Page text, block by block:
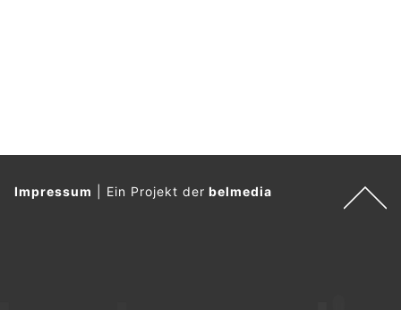
Impressum Ein Projekt derbelmedia